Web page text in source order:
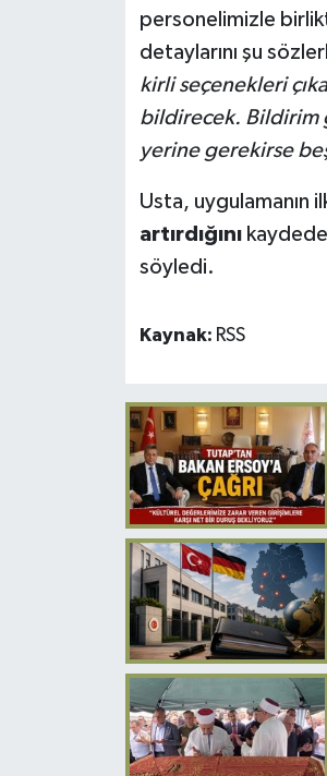
personelimizle
detaylarını şu
kirli seçenekleri
bildirecek. Bildirim
yerine gerekirse
Usta, uygulamanın
artırdığını
söyledi.
Kaynak: RSS